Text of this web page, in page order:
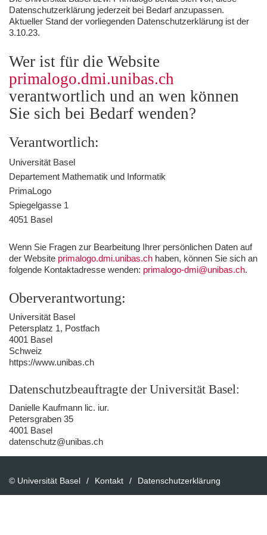
Datenschutzerklärung jederzeit bei Bedarf anzupassen.
Aktueller Stand der vorliegenden Datenschutzerklärung ist der
3.10.23.
Wer ist für die Website
primalogo.dmi.unibas.ch
verantwortlich und an wen können
Sie sich bei Bedarf wenden?
Verantwortlich:
Universität Basel
Departement Mathematik und Informatik
PrimaLogo
Spiegelgasse 1
4051 Basel
Wenn Sie Fragen zur Bearbeitung Ihrer persönlichen Daten auf
der Website primalogo.dmi.unibas.ch haben, können Sie sich an
folgende Kontaktadresse wenden: primalogo-dmi@unibas.ch.
Oberverantwortung:
Universität Basel
Petersplatz 1, Postfach
4001 Basel
Schweiz
https://www.unibas.ch
Datenschutzbeauftragte der Universität Basel:
Danielle Kaufmann lic. iur.
Petersgraben 35
4001 Basel
datenschutz@unibas.ch
© Universität Basel Kontakt Datenschutzerklärung